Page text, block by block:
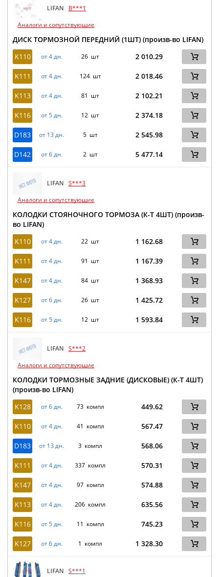
LIFAN
B***1
Аналоги и сопутствующие
ДИСК ТОРМОЗНОЙ ПЕРЕДНИЙ (1ШТ) (произв-во LIFAN)
K110
от 4 дн. 26 шт 2 010.29
K111 от 4 дн. 124 шт 2 018.46
K113 от 4 дн. 81 шт 2 102.21
K116 от 5 дн. 12 шт 2 374.18
D183 от 13 дн. 5 шт 2 545.98
D142 от 6 дн. 2 шт 5 477.14
LIFAN S***3
Аналоги и сопутствующие
КОЛОДКИ СТОЯНОЧНОГО ТОРМОЗА (К-Т 4ШТ) (произв-
во LIFAN)
K110
от 4 дн. 22 шт 1 162.68
K111 от 4 дн. 91 шт 1 167.39
K147 от 4 дн. 84 шт 1 368.93
K127 от 6 дн. 26 шт 1 425.72
K116 от 5 дн. 12 шт 1 593.84
LIFAN S***2
Аналоги и сопутствующие
КОЛОДКИ ТОРМОЗНЫЕ ЗАДНИЕ (ДИСКОВЫЕ) (К-Т 4ШТ)
(произв-во LIFAN)
K128
от 6 дн. 73 компл 449.62
K110 от 4 дн. 41 компл 567.47
D183 от 13 дн. 3 компл 568.06
K111 от 4 дн. 337 компл 570.31
K147 от 4 дн. 97 компл 574.88
K113 от 4 дн. 206 компл 635.56
K116 от 5 дн. 11 компл 745.23
K127 от 6 дн. 1 компл 1 328.30
LIFAN S***1